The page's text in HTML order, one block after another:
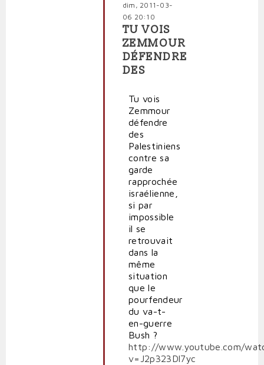
dim, 2011-03-
06 20:10
En
réponse
à
Différence
par
Quidam
(non
vérifié)
TU VOIS
ZEMMOUR
DÉFENDRE
DES
Tu vois
Zemmour
défendre
des
Palestiniens
contre sa
garde
rapprochée
israélienne,
si par
impossible
il se
retrouvait
dans la
même
situation
que le
pourfendeur
du va-t-
en-guerre
Bush ?
http://www.youtube.com/
v=J2p323Dl7yc